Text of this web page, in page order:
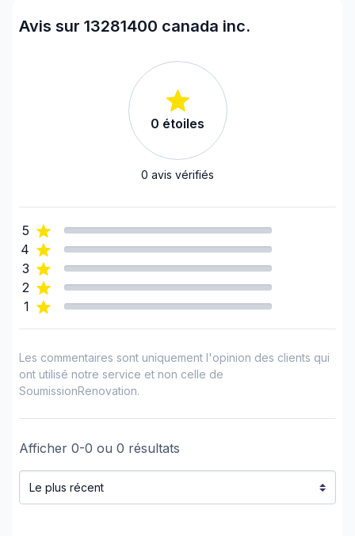
Avis sur 13281400 canada inc.
0 étoiles
0 avis vérifiés
5
4
3
2
1
Les commentaires sont uniquement l'opinion des clients qui
ont utilisé notre service et non celle de
SoumissionRenovation.
Afficher 0-0 ou 0 résultats